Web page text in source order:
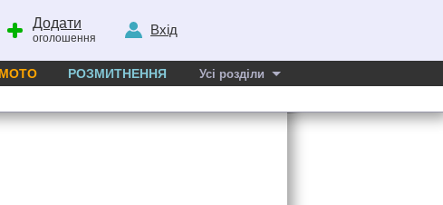
Додати
оголошення
Вхід
МОТО РОЗМИТНЕННЯ Усі розділи